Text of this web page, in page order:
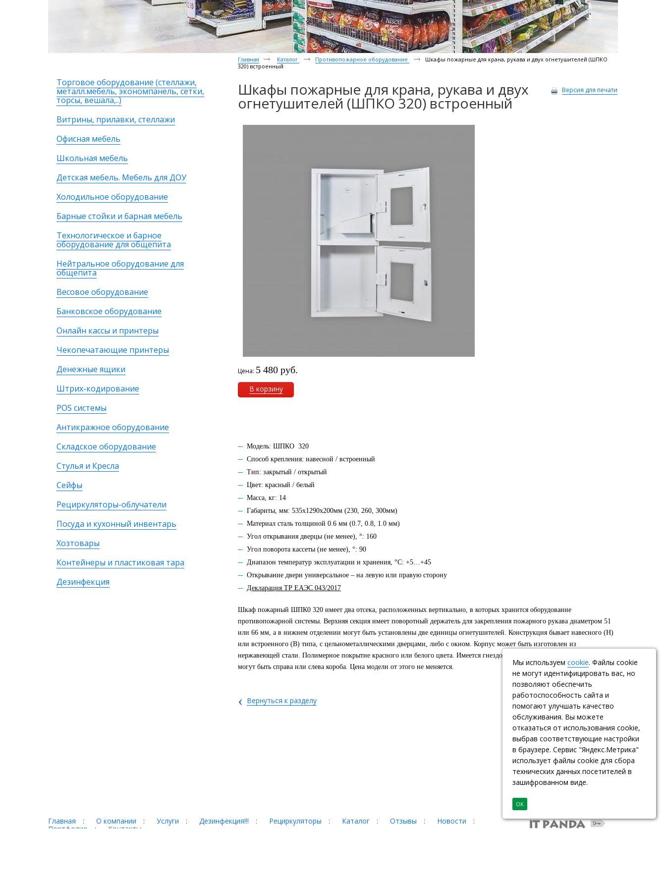
Торговое оборудование (стеллажи,
металл.мебель, экономпанель, сетки,
торсы, вешала,..)
Витрины, прилавки, стеллажи
Офисная мебель
Школьная мебель
Детская мебель. Мебель для ДОУ
Холодильное оборудование
Барные стойки и барная мебель
Технологическое и барное
оборудование для общепита
Нейтральное оборудование для
общепита
Весовое оборудование
Банковское оборудование
Онлайн кассы и принтеры
Чекопечатающие принтеры
Денежные ящики
Штрих-кодирование
POS системы
Антикражное оборудование
Складское оборудование
Стулья и Кресла
Сейфы
Рециркуляторы-облучатели
Посуда и кухонный инвентарь
Хозтовары
Контейнеры и пластиковая тара
Дезинфекция
Главная Каталог Противопожарное оборудование
Шкафы пожарные для крана, рукава и двух огнетушителей (ШПКО
320) встроенный
Шкафы пожарные для крана, рукава и двух
огнетушителей (ШПКО 320) встроенный
Версия для печати
Цена: 5 480 руб.
В корзину
Модель: ШПКО 320
Способ крепления: навесной / встроенный
Тип: закрытый / открытый
Цвет: красный / белый
Масса, кг: 14
Габариты, мм: 535х1290х200мм (230, 260, 300мм)
Материал сталь толщиной 0.6 мм (0.7, 0.8, 1.0 мм)
Угол открывания дверцы (не менее), °: 160
Угол поворота кассеты (не менее), °: 90
Диапазон температур эксплуатации и хранения, °С: +5…+45
Открывание двери универсальное – на левую или правую сторону
Декларация ТР ЕАЭС 043/2017
Шкаф пожарный ШПК0 320 имеет два отсека, расположенных вертикально, в которых хранится оборудование
противопожарной системы. Верхняя секция имеет поворотный держатель для закрепления пожарного рукава диаметром 51
или 66 мм, а в нижнем отделении могут быть установлены две единицы огнетушителей. Конструкция бывает навесного (Н)
или встроенного (В) типа, с цельнометаллическими дверцами, либо с окном. Корпус может быть изготовлен из
нержавеющей стали. Полимерное покрытие красного или белого цвета. Имеется гнездо для запасного ключа. Дверные петли
могут быть справа или слева короба. Цена модели от этого не меняется.
‹ Вернуться к разделу
Главная : О компании : Услуги : Дезинфекция!!! : Рециркуляторы : Каталог : Отзывы : Новости
:
Портфолио
:
Контакты
Мы используем cookie. Файлы cookie
не могут идентифицировать вас, но
позволяют обеспечить
работоспособность сайта и
помогают улучшать качество
обслуживания. Вы можете
отказаться от использования cookie,
выбрав соответствующие настройки
в браузере. Сервис "Яндекс.Метрика"
использует файлы cookie для сбора
технических данных посетителей в
зашифрованном виде.
ОК